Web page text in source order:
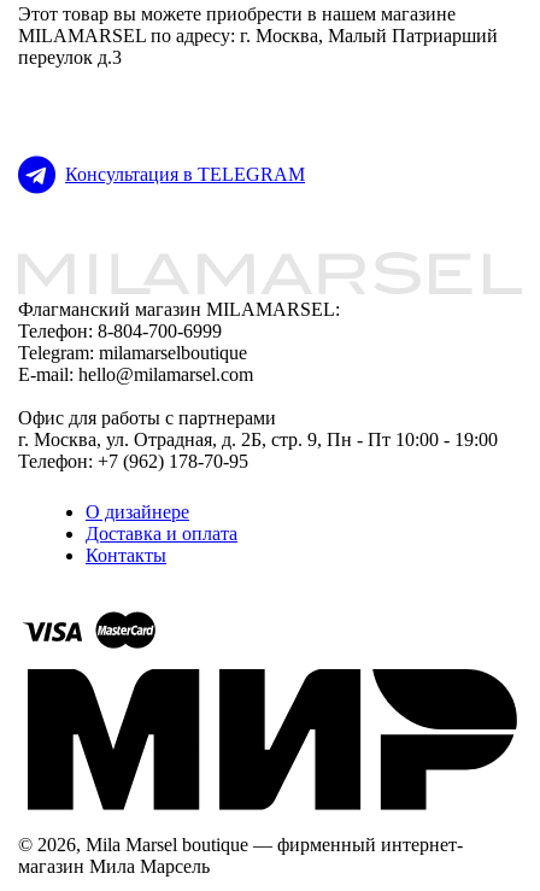
Этот товар вы можете приобрести в нашем магазине
MILAMARSEL по адресу: г. Москва, Малый Патриарший
переулок д.3
Консультация в TELEGRAM
Флагманский магазин MILAMARSEL:
Телефон: 8-804-700-6999
Telegram: milamarselboutique
E-mail: hello@milamarsel.com
Офис для работы с партнерами
г. Москва, ул. Отрадная, д. 2Б, стр. 9, Пн - Пт 10:00 - 19:00
Телефон: +7 (962) 178-70-95
О дизайнере
Доставка и оплата
Контакты
© 2026, Mila Marsel boutique — фирменный интернет-
магазин Мила Марсель